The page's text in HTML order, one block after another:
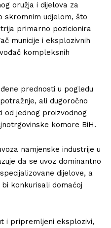
oružja i dijelova za
skromnim udjelom, što
primarno pozicionira
municije i eksplozivnih
kompleksnih
prednosti u pogledu
ali dugoročno
od jednog proizvodnog
komore BiH.
namjenske industrije u
da se uvoz dominantno
dijelove, a
konkurisali domaćoj
i pripremljeni eksplozivi,